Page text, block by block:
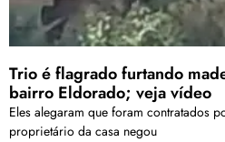
Trio é flagrado furtando
bairro Eldorado; veja vídeo
Eles alegaram que foram contratados
proprietário da casa negou